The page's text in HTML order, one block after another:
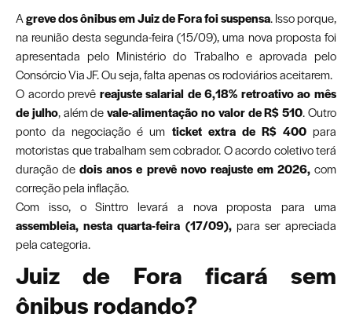
Agreve dos ônibus em Juiz de Fora foi suspensa. Isso porque,
na reunião desta segunda-feira (15/09), uma nova proposta foi
apresentada pelo Ministério do Trabalho e aprovada pelo
Consórcio Via JF. Ou seja, falta apenas os rodoviários aceitarem.
O acordo prevê reajuste salarial de 6,18% retroativo ao mês
de julho, além devale-alimentação no valor de R$ 510. Outro
ponto da negociação é um ticket extra de R$ 400para
motoristas que trabalham sem cobrador. O acordo coletivo terá
duração dedois anos e prevê novo reajuste em 2026,com
correção pela inflação.
Com isso, o Sinttro levará a nova proposta para uma
assembleia, nesta quarta-feira (17/09), para ser apreciada
pela categoria.
Juiz de Fora ficará sem
ônibus rodando?